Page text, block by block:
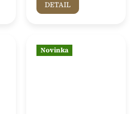
5
DETAIL
Novinka